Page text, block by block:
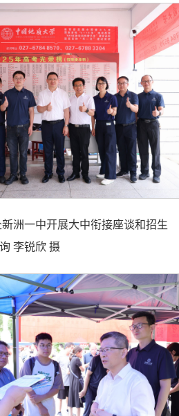
洲一中开展大中衔接座谈和招生
李锐欣 摄